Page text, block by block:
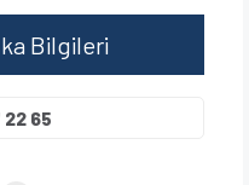
Bilgileri
22 65